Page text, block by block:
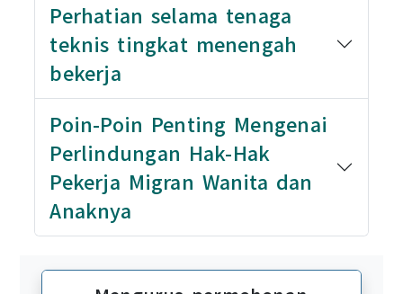
Perhatian selama tenaga
teknis tingkat menengah
bekerja
Poin-Poin Penting Mengenai
Perlindungan Hak-Hak
Pekerja Migran Wanita dan
Anaknya